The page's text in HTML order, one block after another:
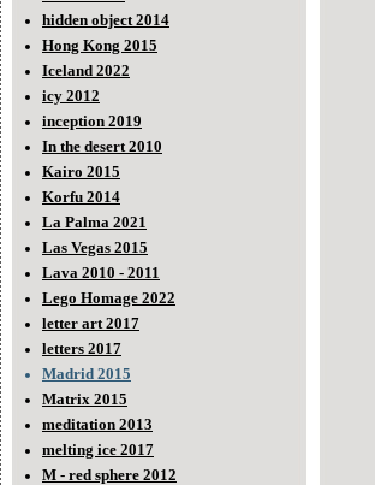
hidden object 2014
Hong Kong 2015
Iceland 2022
icy 2012
inception 2019
In the desert 2010
Kairo 2015
Korfu 2014
La Palma 2021
Las Vegas 2015
Lava 2010 - 2011
Lego Homage 2022
letter art 2017
letters 2017
Madrid 2015
Matrix 2015
meditation 2013
melting ice 2017
M - red sphere 2012